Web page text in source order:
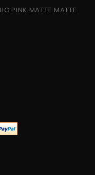
PINK MATTE MATTE